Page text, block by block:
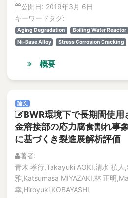
公開日: 2019年3月 6日
キーワードタグ:
Aging Degradation Boiling Water Reactor
Ni-Base Alloy
Stress Corrosion Cracking
概要
論文
BWR環境下で長期間使用
金溶接部の応力腐食割れ事
に基づくき裂進展解析評価
著者:
青木 孝行,Takayuki AOKI,清水 禎
雅,Katsumasa MIYAZAKI,林 正明
幸,Hiroyuki KOBAYASHI